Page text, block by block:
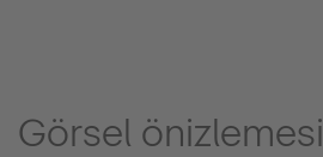
Görsel önizlemesi